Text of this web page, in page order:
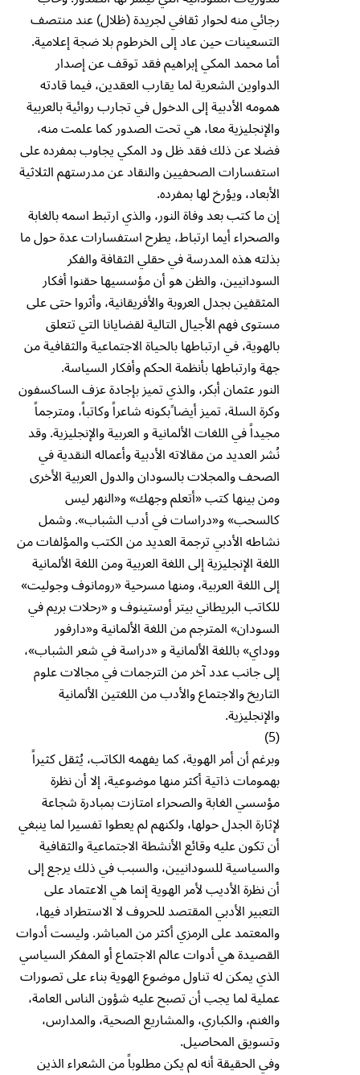
رجائي منه لحوار ثقافي لجريدة (ظلال) عند منتصف
التسعينات حين عاد إلى الخرطوم بلا ضجة إعلامية.
أما محمد المكي إبراهيم فقد توقف عن إصدار
الدواوين الشعرية لما يقارب العقدين، فيما قادته
همومه الأدبية إلى الدخول في تجارب روائية بالعربية
والإنجليزية معا، هي تحت الصدور كما علمت منه،
فضلا عن ذلك فقد ظل ود المكي يجاوب بمفرده على
استفسارات الصحفيين والنقاد عن مدرستهم الثلاثية
الأبعاد، ويؤرخ لها بمفرده.
إن ما كتب بعد وفاة النور، والذي ارتبط اسمه بالغابة
والصحراء أيما ارتباط، يطرح استفسارات عدة حول ما
بذلته هذه المدرسة في حقلي الثقافة والفكر
السودانيين، والظن هو أن مؤسسيها حقنوا أفكار
المثقفين بجدل العروبة والأفريقانية، وأثروا حتى على
مستوى فهم الأجيال التالية لقضايانا التي تتعلق
بالهوية، في ارتباطها بالحياة الاجتماعية والثقافية من
جهة وارتباطها بأنظمة الحكم وأفكار السياسة.
النور عثمان أبكر، والذي تميز بإجادة عزف الساكسفون
وكرة السلة، تميز أيضا ًبكونه شاعراً وكاتباً، ومترجماً
مجيداً في اللغات الألمانية و العربية والإنجليزية. وقد
نُشر العديد من مقالاته الأدبية وأعماله النقدية في
الصحف والمجلات بالسودان والدول العربية الأخرى
ومن بينها كتب «أتعلم وجهك» و«النهر ليس
كالسحب» و«دراسات في أدب الشباب». وشمل
نشاطه الأدبي ترجمة العديد من الكتب والمؤلفات من
اللغة الإنجليزية إلى اللغة العربية ومن اللغة الألمانية
إلى اللغة العربية، ومنها مسرحية «رومانوف وجوليت»
للكاتب البريطاني بيتر أوستينوف و «رحلات بريم في
السودان» المترجم من اللغة الألمانية و«دارفور
ووداي» باللغة الألمانية و «دراسة في شعر الشباب»،
إلى جانب عدد آخر من الترجمات في مجالات علوم
التاريخ والاجتماع والأدب من اللغتين الألمانية
والإنجليزية.
(5)
وبرغم أن أمر الهوية، كما يفهمه الكاتب، يُثقل كثيراً
بهمومات ذاتية أكثر منها موضوعية، إلا أن نظرة
مؤسسي الغابة والصحراء امتازت بمبادرة شجاعة
لإثارة الجدل حولها، ولكنهم لم يعطوا تفسيرا لما ينبغي
أن تكون عليه وقائع الأنشطة الاجتماعية والثقافية
والسياسية للسودانيين، والسبب في ذلك يرجع إلى
أن نظرة الأديب لأمر الهوية إنما هي الاعتماد على
التعبير الأدبي المقتصد للحروف لا الاستطراد فيها،
والمعتمد على الرمزي أكثر من المباشر. وليست أدوات
القصيدة هي أدوات عالم الاجتماع أو المفكر السياسي
الذي يمكن له تناول موضوع الهوية بناء على تصورات
عملية لما يجب أن تصبح عليه شؤون الناس العامة،
والغنم، والكباري، والمشاريع الصحية، والمدارس،
وتسويق المحاصيل.
وفي الحقيقة أنه لم يكن مطلوباً من الشعراء الذين